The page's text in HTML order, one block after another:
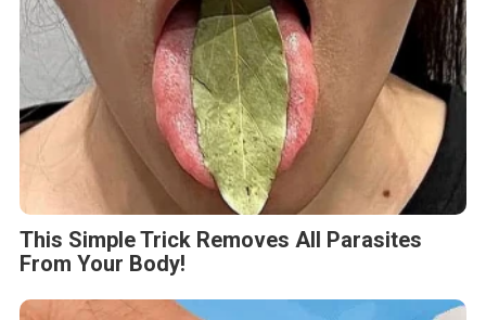
This Simple Trick Removes All Parasites
From Your Body!